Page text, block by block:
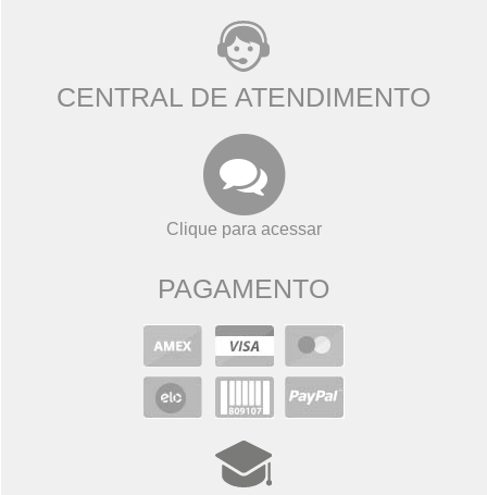
CENTRAL DE ATENDIMENTO
Clique para acessar
PAGAMENTO